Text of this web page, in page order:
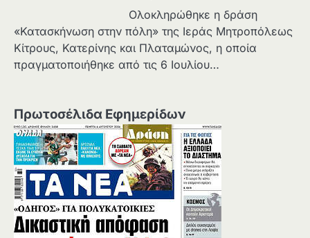
Ολοκληρώθηκε η δράση
«Κατασκήνωση στην πόλη» της Ιεράς Μητροπόλεως
Κίτρους, Κατερίνης και Πλαταμώνος, η οποία
πραγματοποιήθηκε από τις 6 Ιουλίου…
Πρωτοσέλιδα Εφημερίδων